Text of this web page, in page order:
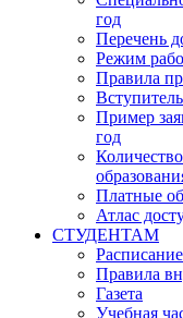
год
Перечень
Режим
Правила
Пример
год
Платные
Атлас
СТУДЕНТАМ
Правила
Газета
Учебная